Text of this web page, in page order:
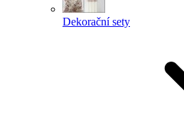
Dekorační sety